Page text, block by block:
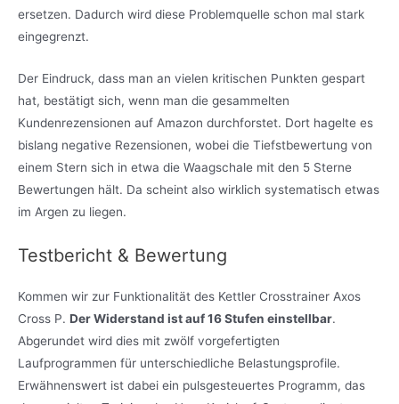
ersetzen. Dadurch wird diese Problemquelle schon mal stark
eingegrenzt.
Der Eindruck, dass man an vielen kritischen Punkten gespart
hat, bestätigt sich, wenn man die gesammelten
Kundenrezensionen auf Amazon durchforstet. Dort hagelte es
bislang negative Rezensionen, wobei die Tiefstbewertung von
einem Stern sich in etwa die Waagschale mit den 5 Sterne
Bewertungen hält. Da scheint also wirklich systematisch etwas
im Argen zu liegen.
Testbericht & Bewertung
Kommen wir zur Funktionalität des Kettler Crosstrainer Axos
Cross P. Der Widerstand ist auf 16 Stufen einstellbar.
Abgerundet wird dies mit zwölf vorgefertigten
Laufprogrammen für unterschiedliche Belastungsprofile.
Erwähnenswert ist dabei ein pulsgesteuertes Programm, das